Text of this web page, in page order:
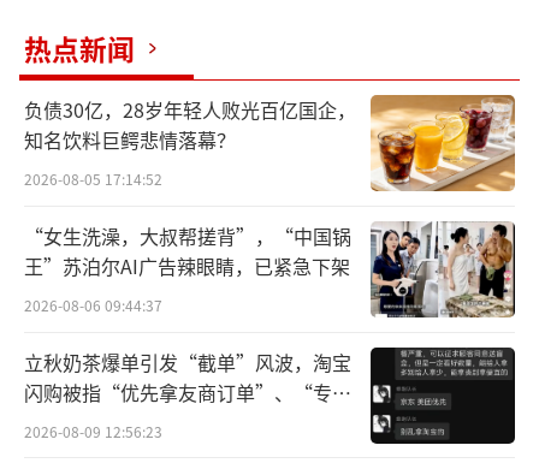
与快速增长的市场规模一同到来的还有各
种行业乱象。不仅头部品牌茉酸奶旗下多家加
盟店被媒体曝光使用过期原料、更换效期标
签、偷工减料等情况。另一品牌Blueglass也因
不仅如此，Blueglass在营销宣传上还剑走
偏锋，不断强化其“喷射”属性，试图吸引更
多愿意“尝鲜”的消费者。鳌头财经注意到，
在小红书、微博等社交平台上，喝完Blueglass
酸奶变“喷射侠”的帖子也得到很多消费者认
热点新闻
负债30亿，28岁年轻人败光百亿国企，
知名饮料巨鳄悲情落幕？
2026-08-05 17:14:52
“女生洗澡，大叔帮搓背”，“中国锅
王”苏泊尔AI广告辣眼睛，已紧急下架
2026-08-06 09:44:37
立秋奶茶爆单引发“截单”风波，淘宝
闪购被指“优先拿友商订单”、“专挑
贵的拿”
2026-08-09 12:56:23